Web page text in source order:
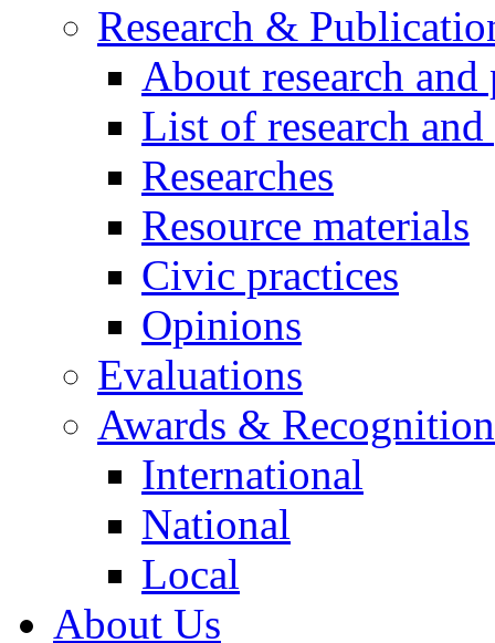
Research &
About research
List of research
Researches
Resource materials
Civic practices
Opinions
Evaluations
Awards &
International
National
Local
About Us